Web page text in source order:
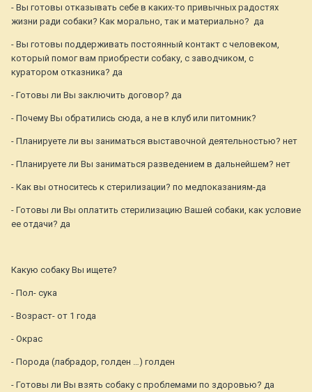
- Вы готовы отказывать себе в каких-то привычных радостях
жизни ради собаки? Как морально, так и материально? да
- Вы готовы поддерживать постоянный контакт с человеком,
который помог вам приобрести собаку, с заводчиком, с
куратором отказника? да
- Готовы ли Вы заключить договор? да
- Почему Вы обратились сюда, а не в клуб или питомник?
- Планируете ли вы заниматься выставочной деятельностью? нет
- Планируете ли Вы заниматься разведением в дальнейшем? нет
- Как вы относитесь к стерилизации? по медпоказаниям-да
- Готовы ли Вы оплатить стерилизацию Вашей собаки, как условие
ее отдачи? да
Какую собаку Вы ищете?
- Пол- сука
- Возраст- от 1 года
- Окрас
- Порода (лабрадор, голден …) голден
- Готовы ли Вы взять собаку с проблемами по здоровью? да